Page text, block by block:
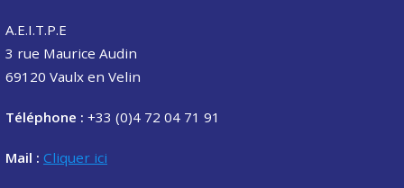
A.E.I.T.P.E
3 rue Maurice Audin
69120 Vaulx en Velin
Téléphone : +33 (0)4 72 04 71 91
Mail : Cliquer ici